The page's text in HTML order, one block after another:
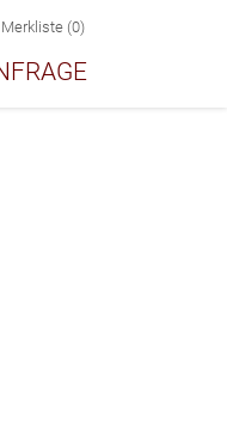
Merkliste (0)